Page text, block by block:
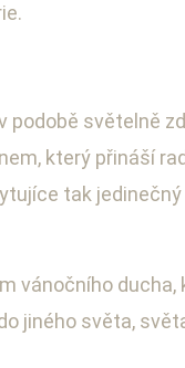
podobě světelně
který přináší
tak
vánočního
jiného světa,